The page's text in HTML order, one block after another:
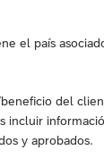
el país
del
incluir
y aprobados.